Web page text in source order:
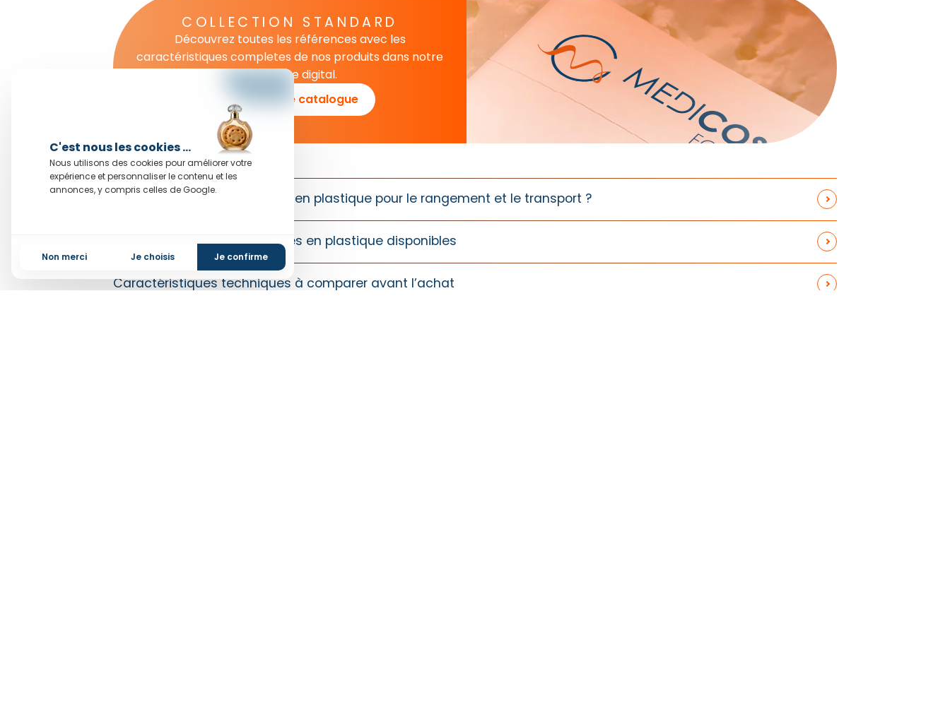
COLLECTION STANDARD
Découvrez toutes les références avec les
caractéristiques completes de nos produits dans notre
catalogue digital.
Demande de catalogue
En savoir plus
Pourquoi choisir une cagette en plastique pour le rangement et le transport ?
Tailles et formats de cagettes en plastique disponibles
Caractéristiques techniques à comparer avant l’achat
C'est nous les cookies ...
Nous utilisons des cookies pour améliorer votre
expérience et personnaliser le contenu et les
annonces, y compris celles de Google.
Non merci Je choisis Je confirme